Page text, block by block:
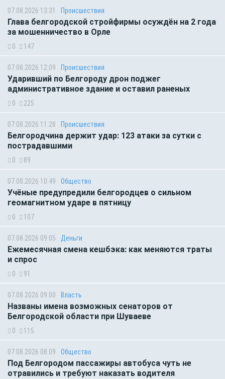
07.08.2026 13:31 Происшествия
Глава белгородской стройфирмы осуждён на 2 года
за мошенничество в Орле
0 147
07.08.2026 12:09 Происшествия
Ударивший по Белгороду дрон поджег
административное здание и оставил раненых
0 225
07.08.2026 11:28 Происшествия
Белгородчина держит удар: 123 атаки за сутки с
пострадавшими
0 89
07.08.2026 10:49 Общество
Учёные предупредили белгородцев о сильном
геомагнитном ударе в пятницу
0 107
07.08.2026 09:05 Деньги
Ежемесячная смена кешбэка: как меняются траты
и спрос
0 91
07.08.2026 09:00 Власть
Названы имена возможных сенаторов от
Белгородской области при Шуваеве
0 115
07.08.2026 08:09 Общество
Под Белгородом пассажиры автобуса чуть не
отравились и требуют наказать водителя